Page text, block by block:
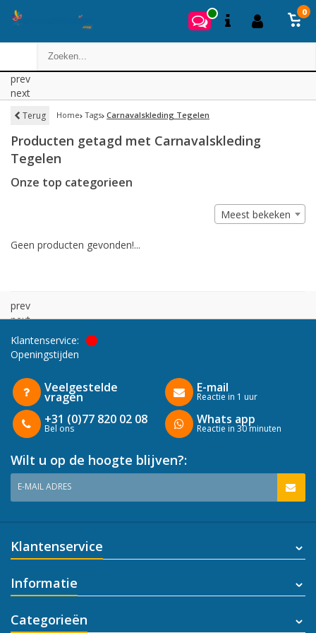
0
prev
next
Terug Home Tags Carnavalskleding Tegelen
Producten getagd met Carnavalskleding
Tegelen
Onze top categorieen
Meest bekeken
Geen producten gevonden!...
prev
next
Klantenservice:
Openingstijden
Veelgestelde
vragen
+31 (0)77 820 02 08
Bel ons
E-mail
Reactie in 1 uur
Whats app
Reactie in 30 minuten
Wilt u op de hoogte blijven?:
E-MAIL ADRES
Klantenservice
Informatie
Categorieën